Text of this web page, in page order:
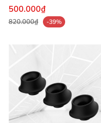
phá đam mê
500.000₫
820.000₫ -39%